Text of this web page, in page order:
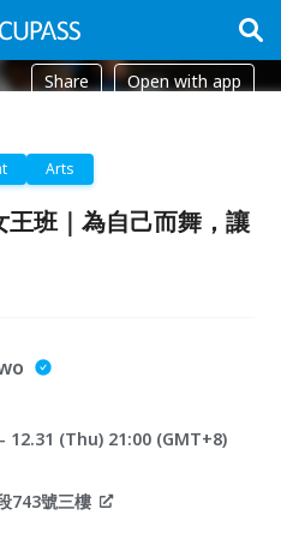
Share Open with app
Arts
王班｜為自己而舞，讓
12.31 (Thu) 21:00 (GMT+8)
743號三樓